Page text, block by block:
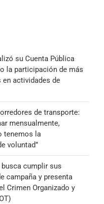
su Cuenta Pública
la participación de más
actividades de
de transporte:
mensualmente,
tenemos la
voluntad”
cumplir sus
campaña y presenta
Crimen Organizado y